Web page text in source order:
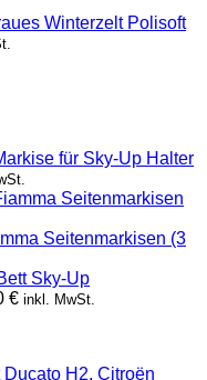
Winterzelt Polisoft
für Sky-Up Halter
€
€
Seitenmarkisen (3
Sky-Up
€ inkl. MwSt.